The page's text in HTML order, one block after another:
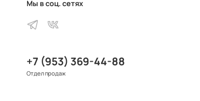
Мы в соц. сетях
+7 (953) 369-44-88
Отдел продаж